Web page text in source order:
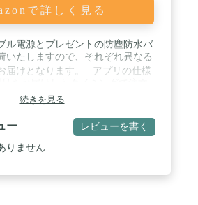
で詳しく見る
ル電源とプレゼントの防塵防水バ
いたしますので、それぞれ異なる
届けとなります。 アプリの仕様
ータスに変わりますが、実際は
長寿命：新・リン酸鉄ポータブル
」シリーズ誕生。Ankerならでは
のままに、充電速度、出力が大幅
続きを見る
ー レビューを書く
りません